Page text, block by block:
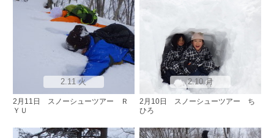
2.11 火
2月11日 スノーシューツアー Ｒ
ＹＵ
2.10 月
2月10日 スノーシューツアー ち
ひろ